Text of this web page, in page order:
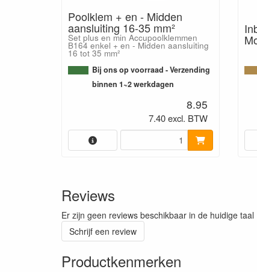
Poolklem + en - Midden
aansluiting 16-35 mm²
Set plus en min Accupoolklemmen
B164 enkel + en - Midden aansluiting
16 tot 35 mm²
Bij ons op voorraad - Verzending
binnen 1~2 werkdagen
8.95
7.40 excl. BTW
Reviews
Er zijn geen reviews beschikbaar in de huidige taal
Schrijf een review
Productkenmerken